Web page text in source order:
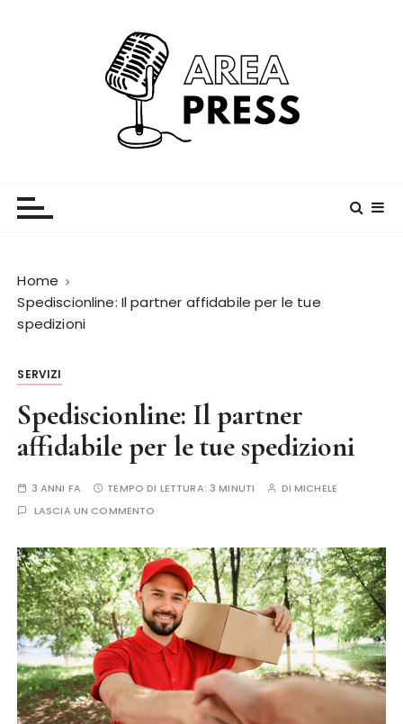
Home
Spediscionline: Il partner affidabile per le tue
spedizioni
SERVIZI
Spediscionline: Il partner
affidabile per le tue spedizioni
3 ANNI FA TEMPO DI LETTURA: 3 MINUTI DI MICHELE
LASCIA UN COMMENTO